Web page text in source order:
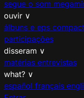
segue o som
ouvir ∨
álbuns e eps
participações
disseram ∨
matérias entrevistas
what? ∨
español français